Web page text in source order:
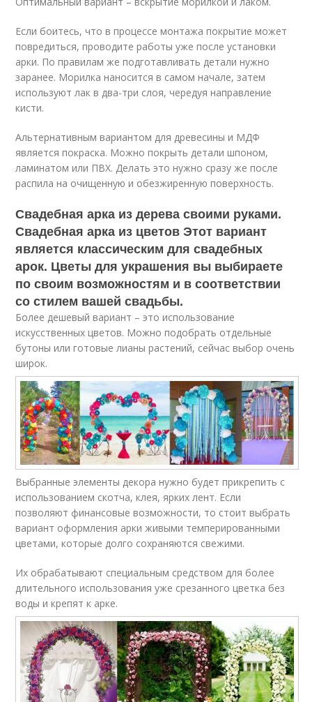
Если боитесь, что в процессе монтажа покрытие может
повредиться, проводите работы уже после установки
арки. По правилам же подготавливать детали нужно
заранее. Морилка наносится в самом начале, затем
используют лак в два-три слоя, чередуя направление
кисти.
Альтернативным вариантом для древесины и МДФ
является покраска. Можно покрыть детали шпоном,
ламинатом или ПВХ. Делать это нужно сразу же после
распила на очищенную и обезжиренную поверхность.
Свадебная арка из дерева своими руками.
Свадебная арка из цветов Этот вариант
является классическим для свадебных
арок. Цветы для украшения вы выбираете
по своим возможностям и в соответствии
со стилем вашей свадьбы.
Более дешевый вариант – это использование
искусственных цветов. Можно подобрать отдельные
бутоны или готовые лианы растений, сейчас выбор очень
широк.
Выбранные элементы декора нужно будет прикрепить с
использованием скотча, клея, ярких лент. Если
позволяют финансовые возможности, то стоит выбрать
вариант оформления арки живыми темперированными
цветами, которые долго сохраняются свежими.
Их обрабатывают специальным средством для более
длительного использования уже срезанного цветка без
воды и крепят к арке.